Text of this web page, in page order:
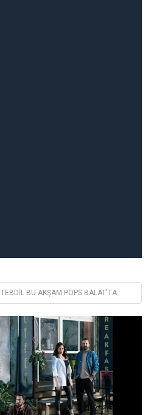
TEBDİL BU AKŞAM POPS BALAT'TA